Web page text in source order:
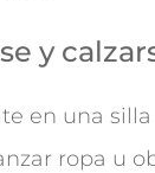
y
en una
ropa u